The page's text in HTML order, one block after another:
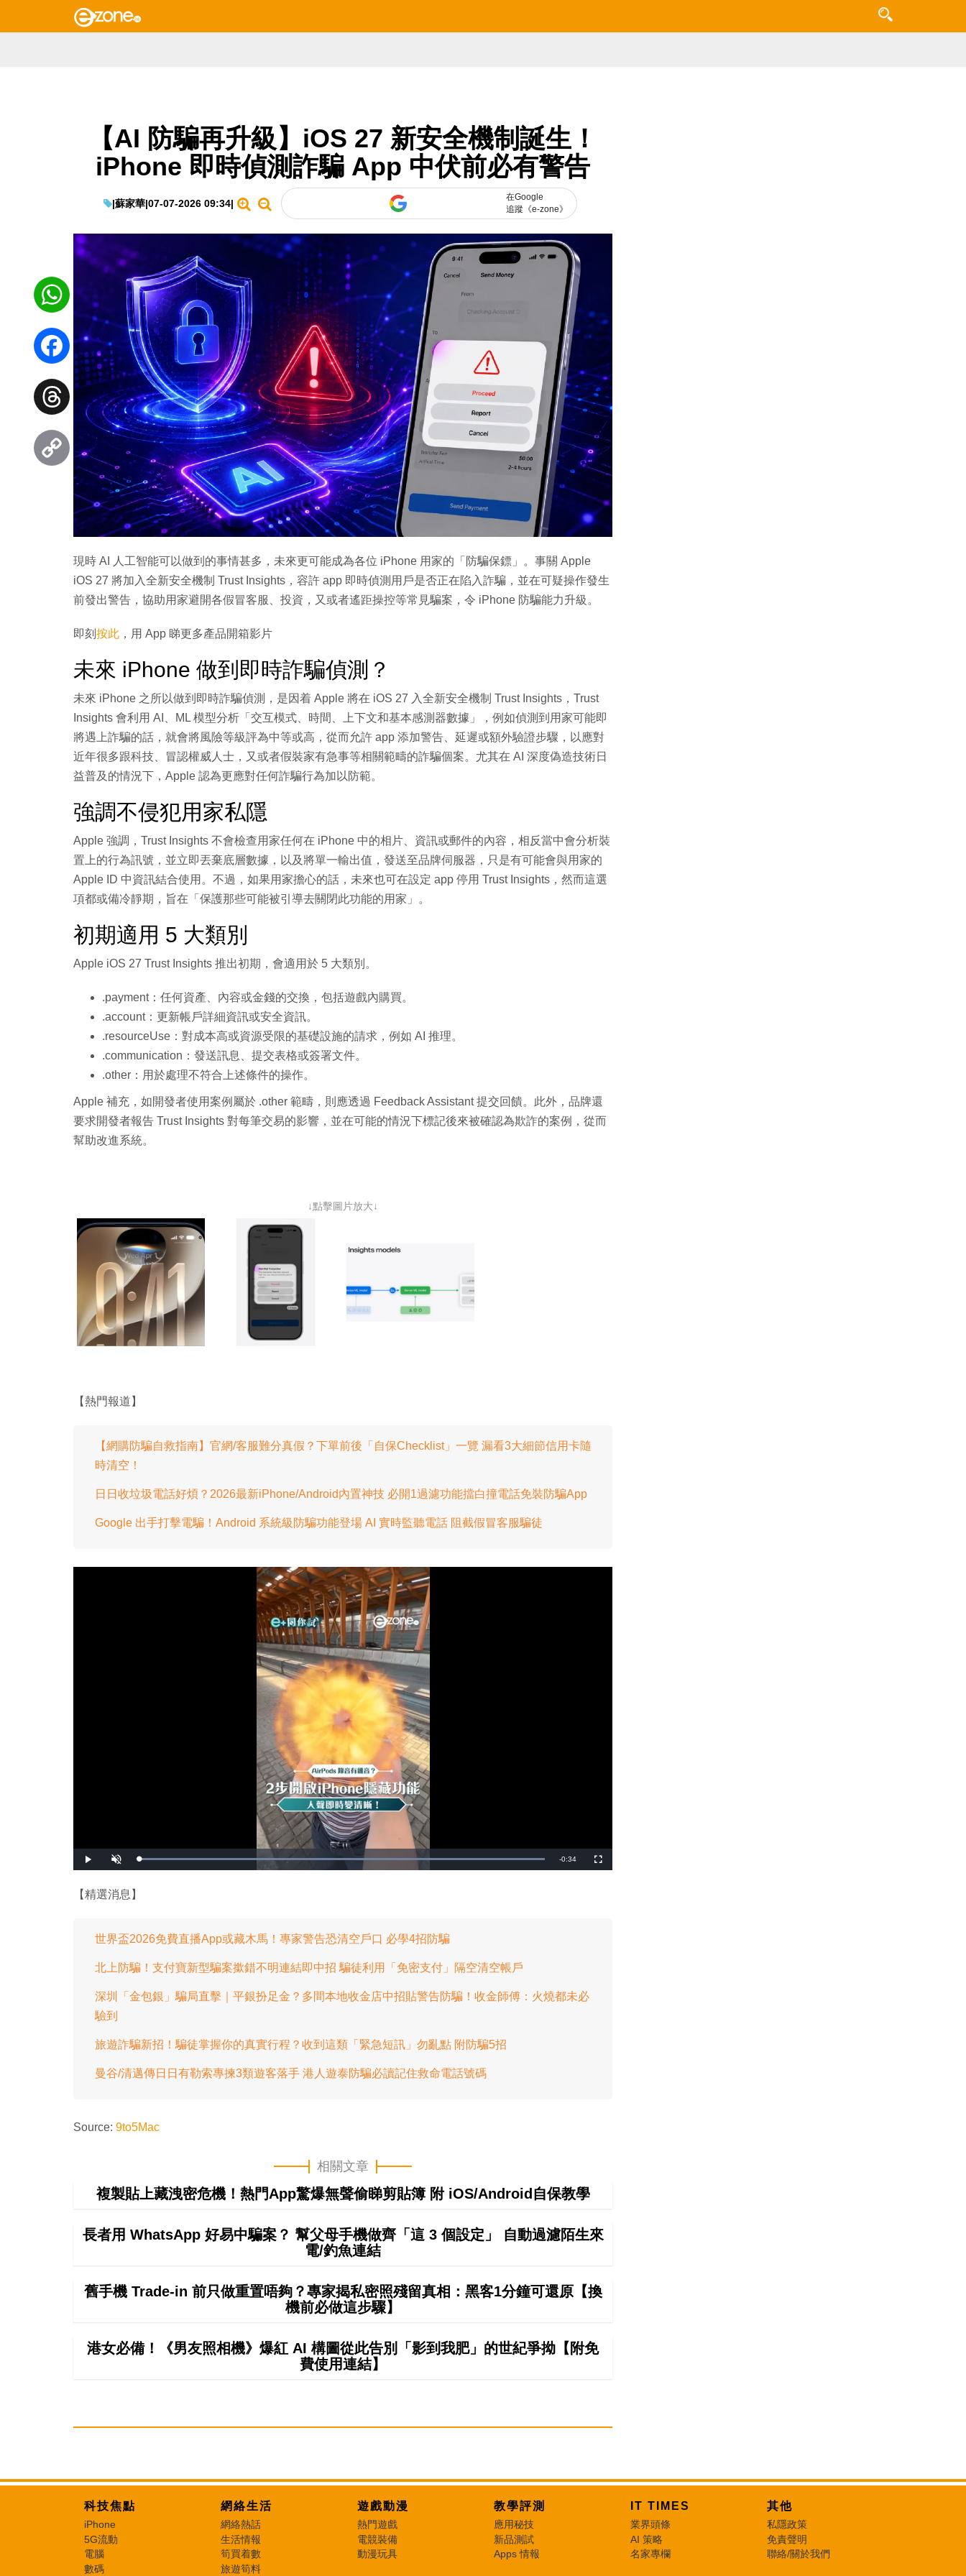
【AI 防騙再升級】iOS 27 新安全機制誕生！
iPhone 即時偵測詐騙 App 中伏前必有警告
|蘇家華|07-07-2026 09:34|
在Google
追蹤《e-zone》
現時 AI 人工智能可以做到的事情甚多，未來更可能成為各位 iPhone 用家的「防騙保鏢」。事關 Apple
iOS 27 將加入全新安全機制 Trust Insights，容許 app 即時偵測用戶是否正在陷入詐騙，並在可疑操作發生
前發出警告，協助用家避開各假冒客服、投資，又或者遙距操控等常見騙案，令 iPhone 防騙能力升級。
即刻 按此 ，用 App 睇更多產品開箱影片
未來 iPhone 做到即時詐騙偵測？
未來 iPhone 之所以做到即時詐騙偵測，是因着 Apple 將在 iOS 27 入全新安全機制 Trust Insights，Trust
Insights 會利用 AI、ML 模型分析「交互模式、時間、上下文和基本感測器數據」，例如偵測到用家可能即
將遇上詐騙的話，就會將風險等級評為中等或高，從而允許 app 添加警告、延遲或額外驗證步驟，以應對
近年很多跟科技、冒認權威人士，又或者假裝家有急事等相關範疇的詐騙個案。尤其在 AI 深度偽造技術日
益普及的情況下，Apple 認為更應對任何詐騙行為加以防範。
強調不侵犯用家私隱
Apple 強調，Trust Insights 不會檢查用家任何在 iPhone 中的相片、資訊或郵件的內容，相反當中會分析裝
置上的行為訊號，並立即丟棄底層數據，以及將單一輸出值，發送至品牌伺服器，只是有可能會與用家的
Apple ID 中資訊結合使用。不過，如果用家擔心的話，未來也可在設定 app 停用 Trust Insights，然而這選
項都或備冷靜期，旨在「保護那些可能被引導去關閉此功能的用家」。
初期適用 5 大類別
Apple iOS 27 Trust Insights 推出初期，會適用於 5 大類別。
.payment：任何資產、內容或金錢的交換，包括遊戲內購買。
.account：更新帳戶詳細資訊或安全資訊。
.resourceUse：對成本高或資源受限的基礎設施的請求，例如 AI 推理。
.communication：發送訊息、提交表格或簽署文件。
.other：用於處理不符合上述條件的操作。
Apple 補充，如開發者使用案例屬於 .other 範疇，則應透過 Feedback Assistant 提交回饋。此外，品牌還
要求開發者報告 Trust Insights 對每筆交易的影響，並在可能的情況下標記後來被確認為欺詐的案例，從而
幫助改進系統。
↓點擊圖片放大↓
【熱門報道】
【網購防騙自救指南】官網/客服難分真假？下單前後「自保Checklist」一覽 漏看3大細節信用卡隨
時清空！
日日收垃圾電話好煩？2026最新iPhone/Android內置神技 必開1過濾功能擋白撞電話免裝防騙App
Google 出手打擊電騙！Android 系統級防騙功能登場 AI 實時監聽電話 阻截假冒客服騙徒
播
放
開
啟
載
入
0
%
剩
-0:34
全
螢
【精選消息】
世界盃2026免費直播App或藏木馬！專家警告恐清空戶口 必學4招防騙
北上防騙！支付寶新型騙案撳錯不明連結即中招 騙徒利用「免密支付」隔空清空帳戶
深圳「金包銀」騙局直擊｜平銀扮足金？多間本地收金店中招貼警告防騙！收金師傅：火燒都未必
驗到
旅遊詐騙新招！騙徒掌握你的真實行程？收到這類「緊急短訊」勿亂點 附防騙5招
曼谷/清邁傳日日有勒索專揀3類遊客落手 港人遊泰防騙必讀記住救命電話號碼
Source: 9to5Mac
相關文章
複製貼上藏洩密危機！熱門App驚爆無聲偷睇剪貼簿 附 iOS/Android自保教學
長者用 WhatsApp 好易中騙案？ 幫父母手機做齊「這 3 個設定」 自動過濾陌生來
電/釣魚連結
舊手機 Trade-in 前只做重置唔夠？專家揭私密照殘留真相：黑客1分鐘可還原【換
機前必做這步驟】
港女必備！《男友照相機》爆紅 AI 構圖從此告別「影到我肥」的世紀爭拗【附免
費使用連結】
WhatsApp
Facebook
Threads
Copy
Link
科技焦點
iPhone
5G流動
電腦
數碼
網絡生活
網絡熱話
生活情報
筍買着數
旅遊筍料
遊戲動漫
熱門遊戲
電競裝備
動漫玩具
教學評測
應用秘技
新品測試
Apps 情報
IT TIMES
業界頭條
AI 策略
名家專欄
其他
私隱政策
免責聲明
聯絡/關於我們